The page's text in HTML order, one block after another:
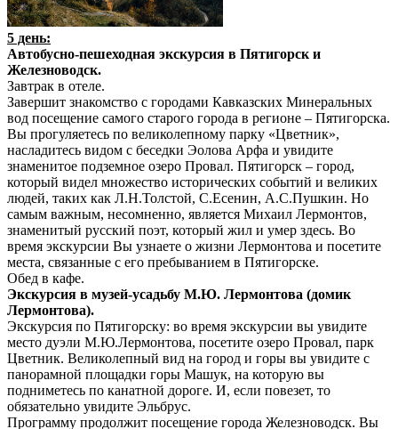
5 день:
Автобусно-пешеходная экскурсия в Пятигорск и
Железноводск.
Завтрак в отеле.
Завершит знакомство с городами Кавказских Минеральных
вод посещение самого старого города в регионе – Пятигорска.
Вы прогуляетесь по великолепному парку «Цветник»,
насладитесь видом с беседки Эолова Арфа и увидите
знаменитое подземное озеро Провал. Пятигорск – город,
который видел множество исторических событий и великих
людей, таких как Л.Н.Толстой, С.Есенин, А.С.Пушкин. Но
самым важным, несомненно, является Михаил Лермонтов,
знаменитый русский поэт, который жил и умер здесь. Во
время экскурсии Вы узнаете о жизни Лермонтова и посетите
места, связанные с его пребыванием в Пятигорске.
Обед в кафе.
Экскурсия в музей-усадьбу М.Ю. Лермонтова (домик
Лермонтова).
Экскурсия по Пятигорску: во время экскурсии вы увидите
место дуэли М.Ю.Лермонтова, посетите озеро Провал, парк
Цветник. Великолепный вид на город и горы вы увидите с
панорамной площадки горы Машук, на которую вы
подниметесь по канатной дороге. И, если повезет, то
обязательно увидите Эльбрус.
Программу продолжит посещение города Железноводск. Вы